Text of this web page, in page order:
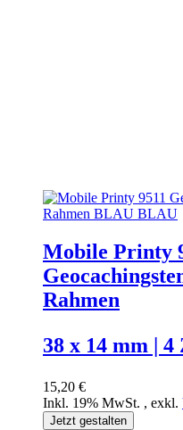
Mobile Printy
Rahmen
38 x 14 mm | 4
15,20 €
Inkl. 19% MwSt. , exkl.
Jetzt gestalten